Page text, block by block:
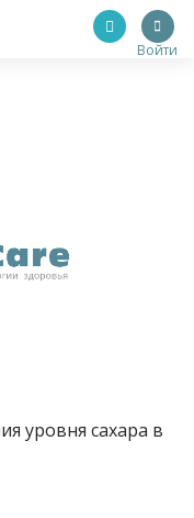
Войти
уровня сахара в